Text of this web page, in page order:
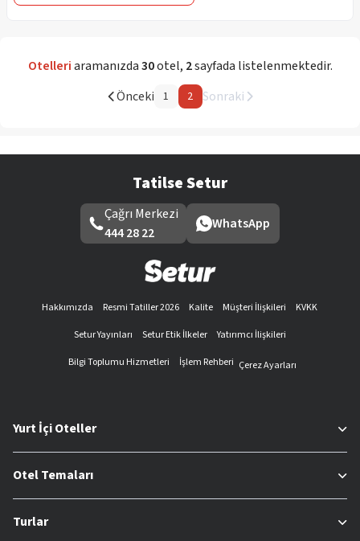
Otelleriaramanızda30otel, 2sayfada listelenmektedir.
Önceki 1 2 Sonraki
Tatilse Setur
Çağrı Merkezi
444 28 22
WhatsApp
Hakkımızda Resmi Tatiller 2026 Kalite Müşteri İlişkileri
KVKK
Setur Yayınları
Setur Etik İlkeler
Yatırımcı İlişkileri
Bilgi Toplumu Hizmetleri
İşlem Rehberi Çerez Ayarları
Yurt İçi Oteller
Otel Temaları
Turlar